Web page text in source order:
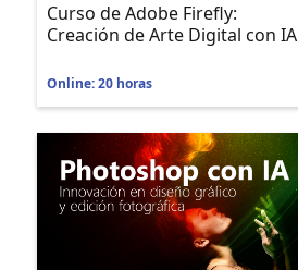
Curso de Adobe Firefly:
Creación de Arte Digital con IA
Online: 20 horas